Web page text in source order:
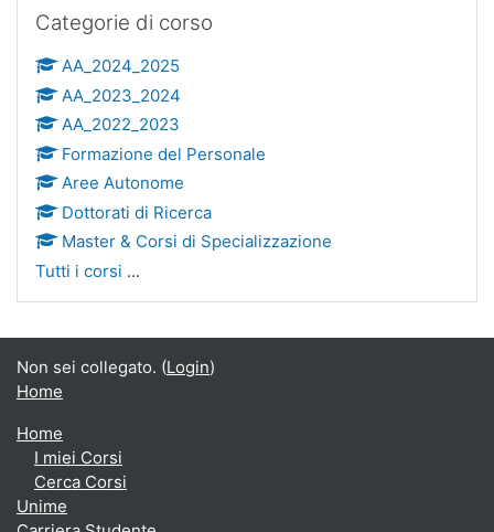
Categorie di corso
AA_2024_2025
AA_2023_2024
AA_2022_2023
Formazione del Personale
Aree Autonome
Dottorati di Ricerca
Master & Corsi di Specializzazione
Tutti i corsi ...
Non sei collegato. (Login)
Home
Home
I miei Corsi
Cerca Corsi
Unime